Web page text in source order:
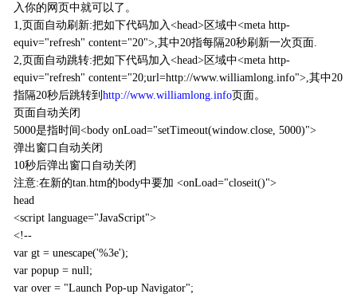
入你的网页中就可以了。
1,页面自动刷新:把如下代码加入<head>区域中<meta http-
equiv="refresh" content="20">,其中20指每隔20秒刷新一次页面.
2,页面自动跳转:把如下代码加入<head>区域中<meta http-
equiv="refresh" content="20;url=http://www.williamlong.info">,其中20
指隔20秒后跳转到 http://www.williamlong.info页面。
页面自动关闭
5000是指时间<body onLoad="setTimeout(window.close, 5000)">
弹出窗口自动关闭
10秒后弹出窗口自动关闭
注意:在新的tan.htm的body中要加 <onLoad="closeit()">
head
<script language="JavaScript">
<!--
var gt = unescape('%3e');
var popup = null;
var over = "Launch Pop-up Navigator";